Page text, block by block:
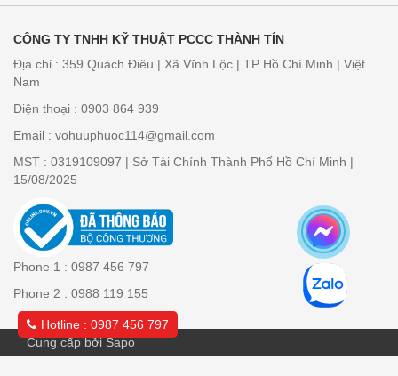
CÔNG TY TNHH KỸ THUẬT PCCC THÀNH TÍN
Địa chỉ : 359 Quách Điêu | Xã Vĩnh Lộc | TP Hồ Chí Minh | Việt
Nam
Điện thoại : 0903 864 939
Email : vohuuphuoc114@gmail.com
MST : 0319109097 | Sở Tài Chính Thành Phố Hồ Chí Minh |
15/08/2025
Phone 1 : 0987 456 797
Phone 2 : 0988 119 155
Cung cấp bởi Sapo
Hotline : 0987 456 797